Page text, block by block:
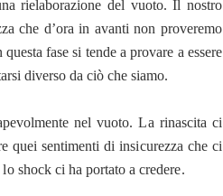
rielaborazione del vuoto. Il nostro
che d’ora in avanti non proveremo
fase si tende a provare a essere
diverso da ciò che siamo.
nel vuoto. La rinascita ci
quei sentimenti di insicurezza che ci
shock ci ha portato a credere.